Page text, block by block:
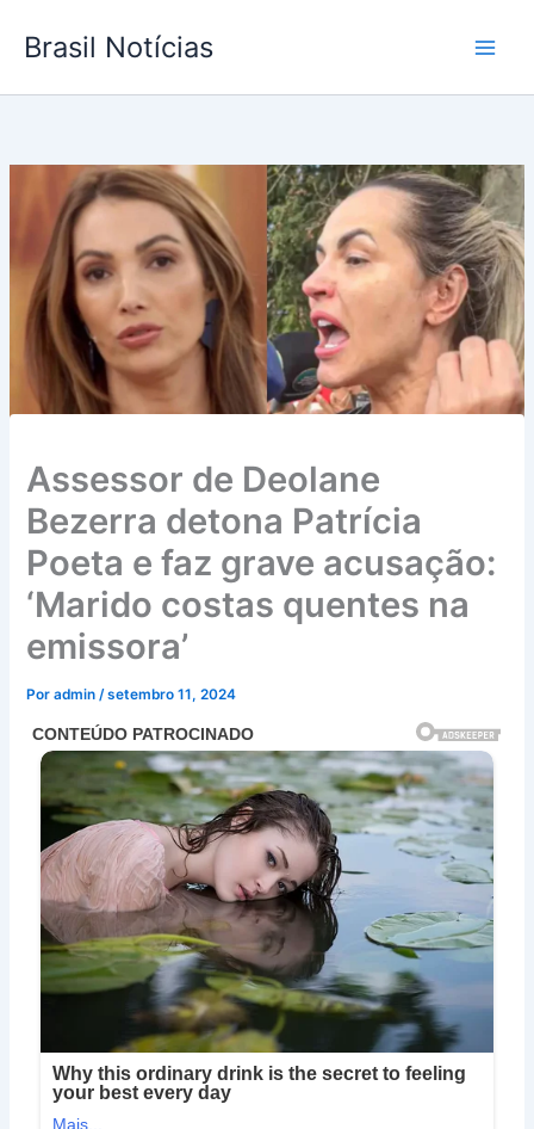
para
conteúdo
Brasil Notícias
Assessor de Deolane
Bezerra detona Patrícia
Poeta e faz grave acusação:
‘Marido costas quentes na
emissora’
Poradmin /setembro 11, 2024